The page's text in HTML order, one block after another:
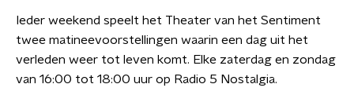
Ieder weekend speelt het Theater van het Sentiment
twee matineevoorstellingen waarin een dag uit het
verleden weer tot leven komt. Elke zaterdag en zondag
van 16:00 tot 18:00 uur op Radio 5 Nostalgia.